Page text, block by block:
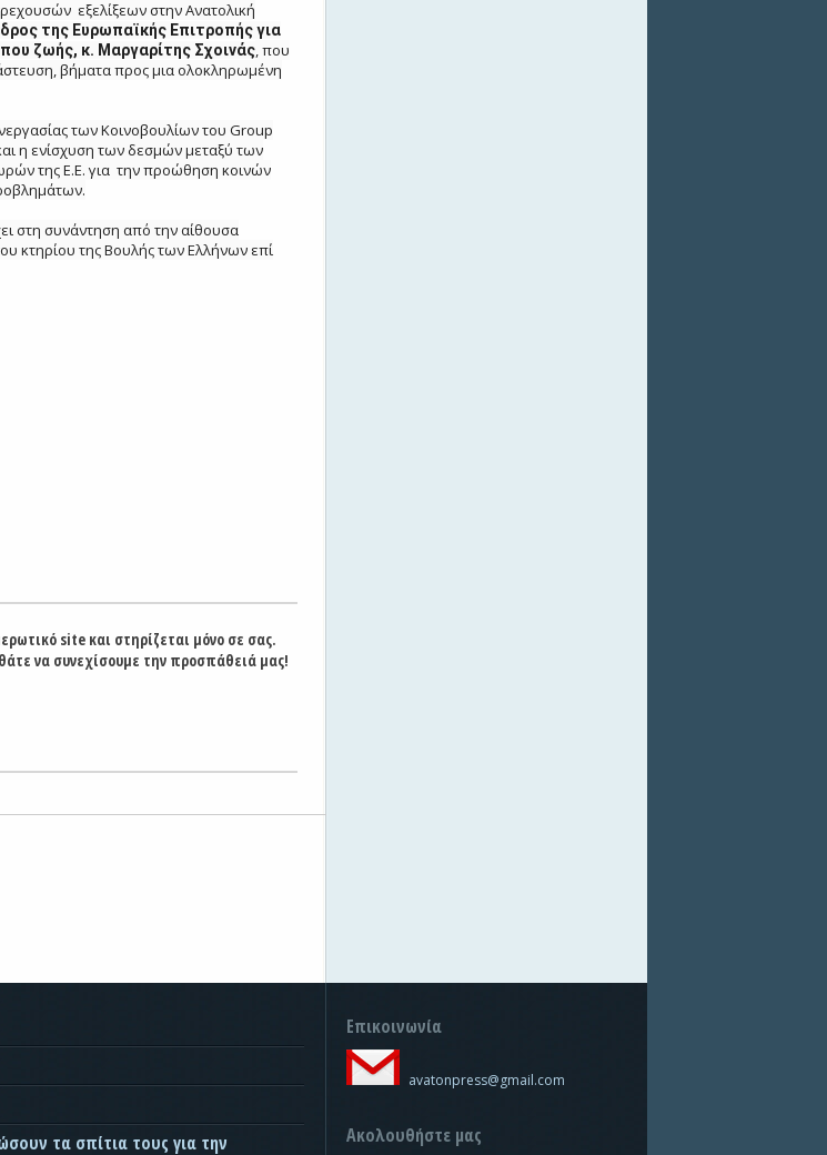
εξελίξεων στην Ανατολική
της Ευρωπαϊκής Επιτροπής για
ζωής, κ. Μαργαρίτης Σχοινάς, που
βήματα προς μια ολοκληρωμένη
των Κοινοβουλίων του Group
η ενίσχυση των δεσμών μεταξύ των
της Ε.Ε. για την προώθηση κοινών
στη συνάντηση από την αίθουσα
κτηρίου της Βουλής των Ελλήνων επί
site και στηρίζεται μόνο σε σας.
να συνεχίσουμε την προσπάθειά μας!
τα σπίτια τους για την
Επικοινωνία
avatonpress@gmail.com
Ακολουθήστε μας